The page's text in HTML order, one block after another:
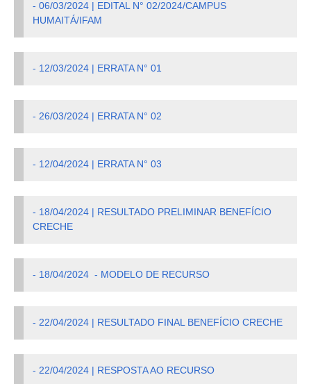
- 06/03/2024 | EDITAL N° 02/2024/CAMPUS
HUMAITÁ/IFAM
- 12/03/2024 | ERRATA N° 01
- 26/03/2024 | ERRATA N° 02
- 12/04/2024 | ERRATA N° 03
- 18/04/2024 | RESULTADO PRELIMINAR BENEFÍCIO
CRECHE
- 18/04/2024 - MODELO DE RECURSO
- 22/04/2024 | RESULTADO FINAL BENEFÍCIO CRECHE
- 22/04/2024 | RESPOSTA AO RECURSO